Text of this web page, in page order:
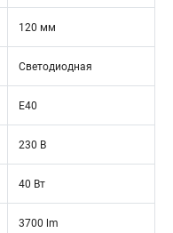
120 мм
Светодиодная
E40
230 В
40 Вт
3700 lm